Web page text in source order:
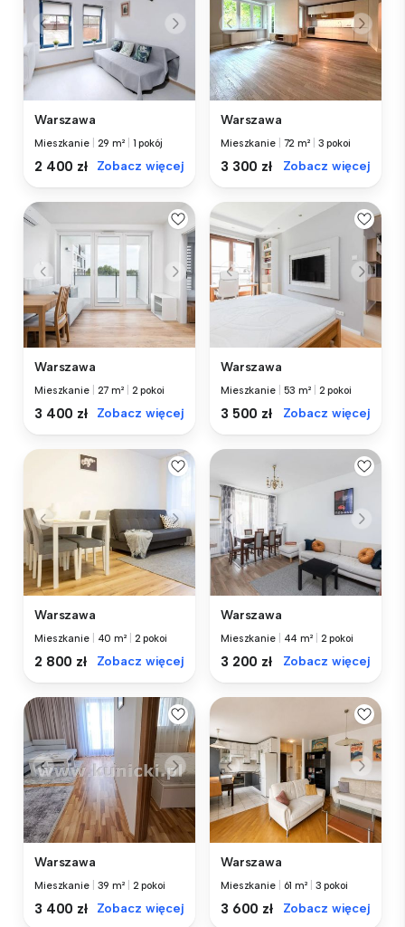
Warszawa
Mieszkanie 29 m² 1 pokój
2 400 zł Zobacz więcej
Warszawa
Mieszkanie 72 m² 3 pokoi
3 300 zł Zobacz więcej
Warszawa
Mieszkanie 27 m² 2 pokoi
3 400 zł Zobacz więcej
Warszawa
Mieszkanie 53 m² 2 pokoi
3 500 zł Zobacz więcej
Warszawa
Mieszkanie 40 m² 2 pokoi
2 800 zł Zobacz więcej
Warszawa
Mieszkanie 44 m² 2 pokoi
3 200 zł Zobacz więcej
Warszawa
Mieszkanie 39 m² 2 pokoi
3 400 zł Zobacz więcej
Warszawa
Mieszkanie 61 m² 3 pokoi
3 600 zł Zobacz więcej